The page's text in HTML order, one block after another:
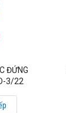
ĐỨNG
3/22